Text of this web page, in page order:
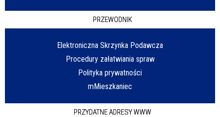
PRZEWODNIK
Elektroniczna Skrzynka Podawcza
Procedury załatwiania spraw
Polityka prywatności
mMieszkaniec
PRZYDATNE ADRESY WWW